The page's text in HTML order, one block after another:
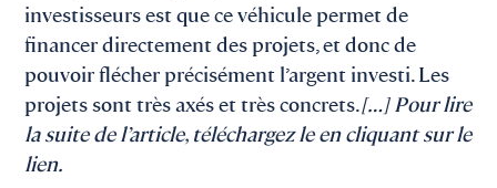
investisseurs est que ce véhicule permet de
financer directement des projets, et donc de
pouvoir flécher précisément l’argent investi. Les
projets sont très axés et très concrets.[…] Pour lire
la suite de l’article, téléchargez le en cliquant sur le
lien.